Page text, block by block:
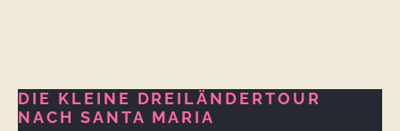
DIE KLEINE DREILÄNDERTOUR
NACH SANTA MARIA